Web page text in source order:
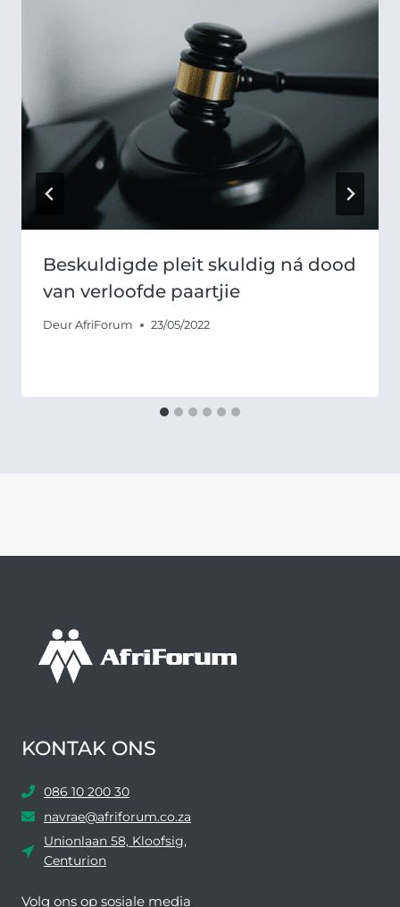
Beskuldigde pleit skuldig ná dood
van verloofde paartjie
Deur AfriForum 23/05/2022
KONTAK ONS
086 10 200 30
navrae@afriforum.co.za
Unionlaan 58, Kloofsig,
Centurion
Volg ons ​​op sosiale media